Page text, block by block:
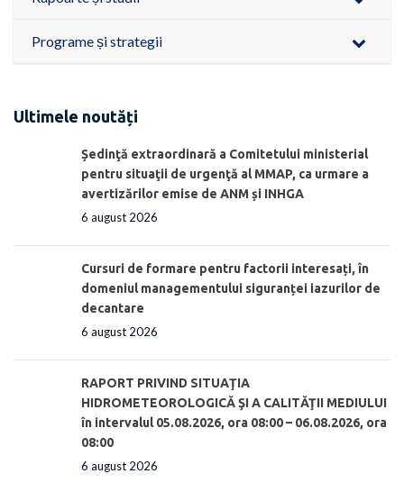
Programe și strategii
Ultimele noutăți
Ședinţă extraordinară a Comitetului ministerial
pentru situaţii de urgenţă al MMAP, ca urmare a
avertizărilor emise de ANM și INHGA
6 august 2026
Cursuri de formare pentru factorii interesați, în
domeniul managementului siguranței iazurilor de
decantare
6 august 2026
RAPORT PRIVIND SITUAŢIA
HIDROMETEOROLOGICĂ ŞI A CALITĂŢII MEDIULUI
în intervalul 05.08.2026, ora 08:00 – 06.08.2026, ora
08:00
6 august 2026